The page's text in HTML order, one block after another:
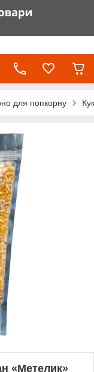
для попкорну
«Метелик»